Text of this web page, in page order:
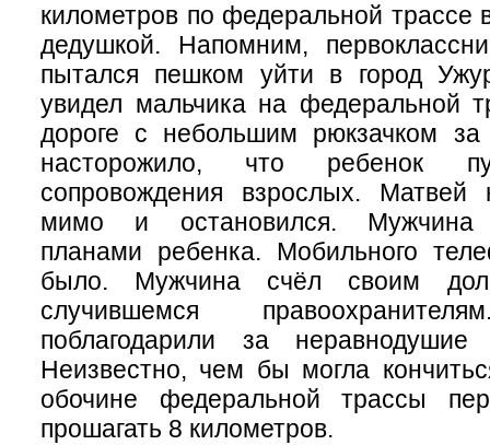
километров по федеральной трассе
дедушкой. Напомним,
пытался пешком уйти в город
увидел мальчика на федеральной
дороге с небольшим рюкзачком за
насторожило, что ребенок
сопровождения взрослых. Матвей
мимо и остановился. Мужчина
планами ребенка. Мобильного
было. Мужчина счёл своим
случившемся
поблагодарили за
Неизвестно, чем бы могла
обочине федеральной трассы
прошагать 8 километров.